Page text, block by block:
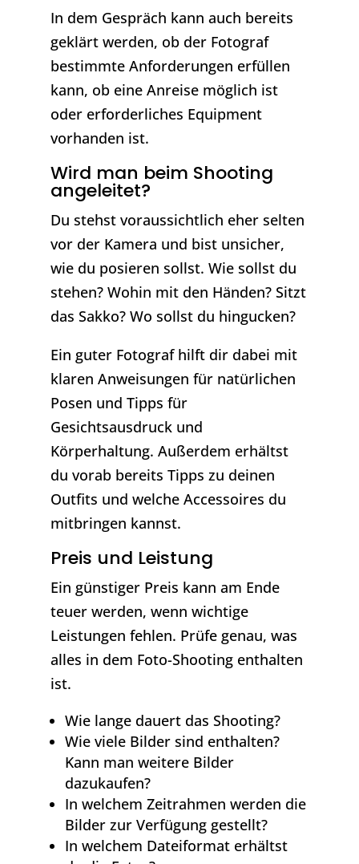
In dem Gespräch kann auch bereits
geklärt werden, ob der Fotograf
bestimmte Anforderungen erfüllen
kann, ob eine Anreise möglich ist
oder erforderliches Equipment
vorhanden ist.
Wird man beim Shooting
angeleitet?
Du stehst voraussichtlich eher selten
vor der Kamera und bist unsicher,
wie du posieren sollst. Wie sollst du
stehen? Wohin mit den Händen? Sitzt
das Sakko? Wo sollst du hingucken?
Ein guter Fotograf hilft dir dabei mit
klaren Anweisungen für natürlichen
Posen und Tipps für
Gesichtsausdruck und
Körperhaltung. Außerdem erhältst
du vorab bereits Tipps zu deinen
Outfits und welche Accessoires du
mitbringen kannst.
Preis und Leistung
Ein günstiger Preis kann am Ende
teuer werden, wenn wichtige
Leistungen fehlen. Prüfe genau, was
alles in dem Foto-Shooting enthalten
ist.
Wie lange dauert das Shooting?
Wie viele Bilder sind enthalten?
Kann man weitere Bilder
dazukaufen?
In welchem Zeitrahmen werden die
Bilder zur Verfügung gestellt?
In welchem Dateiformat erhältst